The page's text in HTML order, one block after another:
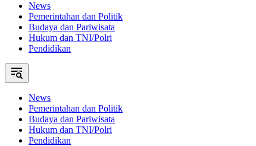
News
Pemerintahan dan Politik
Budaya dan Pariwisata
Hukum dan TNI/Polri
Pendidikan
News
Pemerintahan dan Politik
Budaya dan Pariwisata
Hukum dan TNI/Polri
Pendidikan